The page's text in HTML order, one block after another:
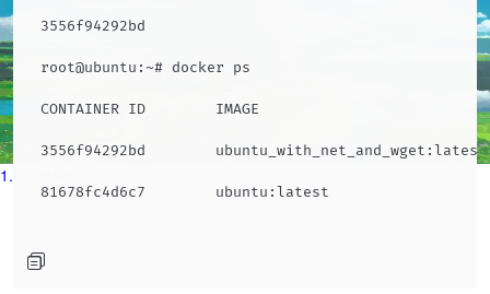
1.5 Docker 容器管理
3556f94292bd
root@ubuntu:~# docker ps
CONTAINER ID        IMAGE
3556f94292bd
81678fc4d6c7        ubuntu:latest